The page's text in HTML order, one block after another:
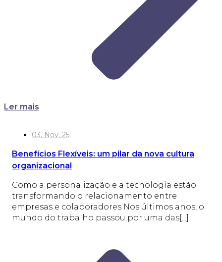
Ler mais
03. Nov. 25
Benefícios Flexíveis: um pilar da nova cultura
organizacional
Como a personalização e a tecnologia estão
transformando o relacionamento entre
empresas e colaboradores Nos últimos anos, o
mundo do trabalho passou por uma das[...]